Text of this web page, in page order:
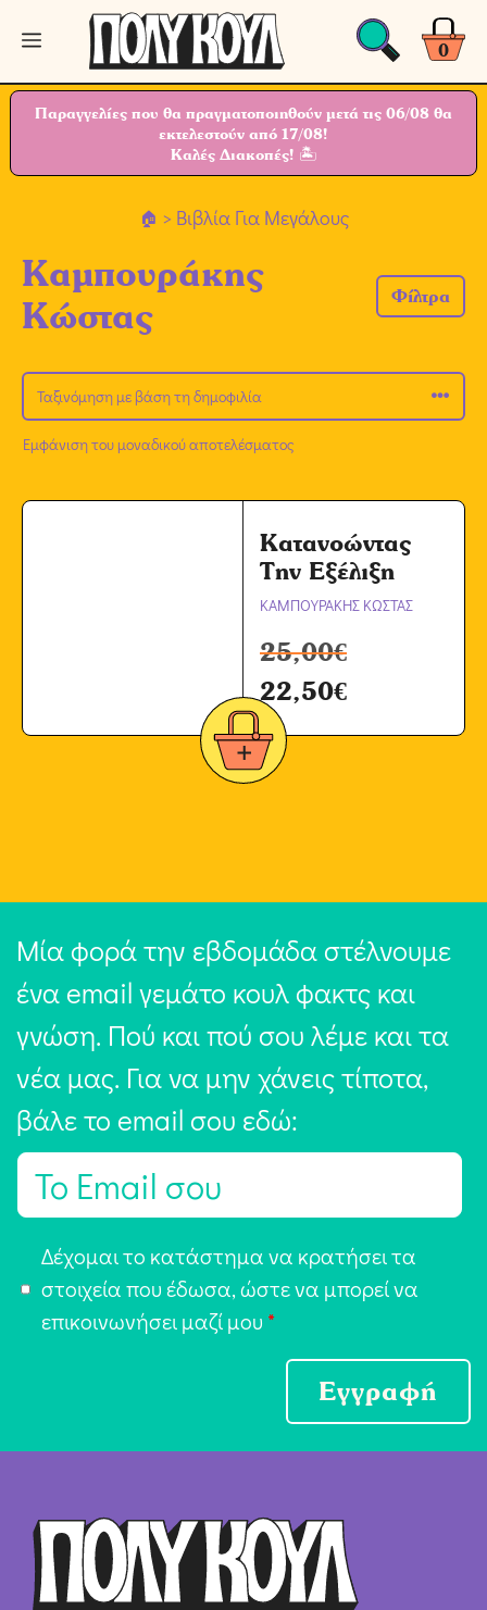
Μετάβαση
περιεχόμενο
0
Μενού
Παραγγελίες που θα πραγματοποιηθούν μετά τις 06/08 θα
εκτελεστούν από 17/08!
Καλές Διακοπές! 🏝
> Βιβλία Για Μεγάλους
Καμπουράκης
Κώστας
Φίλτρα
Εμφάνιση του μοναδικού αποτελέσματος
Κατανοώντας
Την Εξέλιξη
ΚΑΜΠΟΥΡΑΚΗΣ ΚΩΣΤΑΣ
25,00€
22,50€
Μία φορά την εβδομάδα στέλνουμε
ένα email γεμάτο κουλ φακτς και
γνώση. Πού και πού σου λέμε και τα
νέα μας. Για να μην χάνεις τίποτα,
βάλε το email σου εδώ:
E
π
ή
Δέχομαι το κατάστημα να κρατήσει τα
στοιχεία που έδωσα, ώστε να μπορεί να
επικοινωνήσει μαζί μου *
Εγγραφή